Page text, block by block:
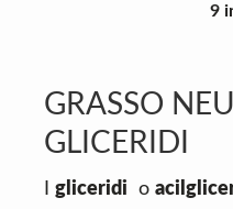
9
GRASSO
GLICERIDI
gliceridi o